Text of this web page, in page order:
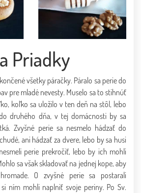
Priadky
všetky páračky. Páralo sa perie do
pre mladé nevesty. Muselo sa to stihnúť
koľko sa uložilo v ten deň na stôl, lebo
druhého dňa, v tej domácnosti by sa
Zvyšné perie sa nesmelo hádzať do
ani hádzať za dvere, lebo by sa husi
perie prekročiť, lebo by ich mohli
sa však skladovať na jednej kope, aby
O zvyšné perie sa postarali
ním mohli naplniť svoje periny. Po Sv.